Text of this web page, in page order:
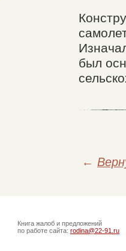
был
←
Книга жалоб и предложений
по работе сайта: rodina@22-91.ru